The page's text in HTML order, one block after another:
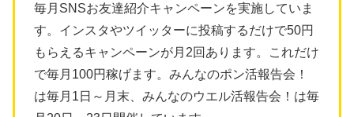
毎月SNSお友達紹介キャンペーンを実施していま
す。インスタやツイッターに投稿するだけで50円
もらえるキャンペーンが月2回あります。これだけ
で毎月100円稼げます。みんなのポン活報告会！
は毎月1日～月末、みんなのウエル活報告会！は毎